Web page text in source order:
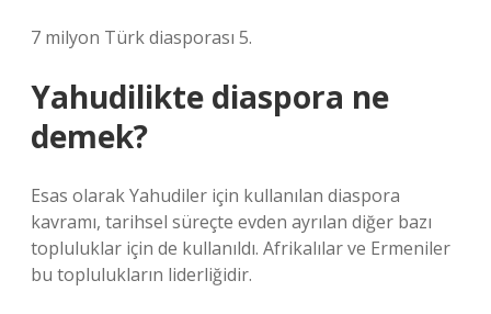
7 milyon Türk diasporası 5.
Yahudilikte diaspora ne
demek?
Esas olarak Yahudiler için kullanılan diaspora
kavramı, tarihsel süreçte evden ayrılan diğer bazı
topluluklar için de kullanıldı. Afrikalılar ve Ermeniler
bu toplulukların liderliğidir.